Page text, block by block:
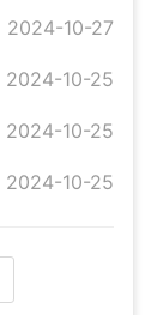
2024-10-27
2024-10-25
2024-10-25
2024-10-25